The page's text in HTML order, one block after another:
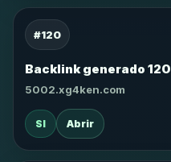
#120
Backlink generado 120
5002.xg4ken.com
SI Abrir